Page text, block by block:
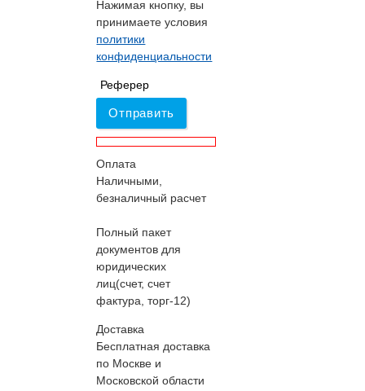
Нажимая кнопку, вы
принимаете условия
политики
конфиденциальности
Реферер
Отправить
Оплата
Наличными,
безналичный расчет
Полный пакет
документов для
юридических
лиц(счет, счет
фактура, торг-12)
Доставка
Бесплатная доставка
по Москве и
Московской области